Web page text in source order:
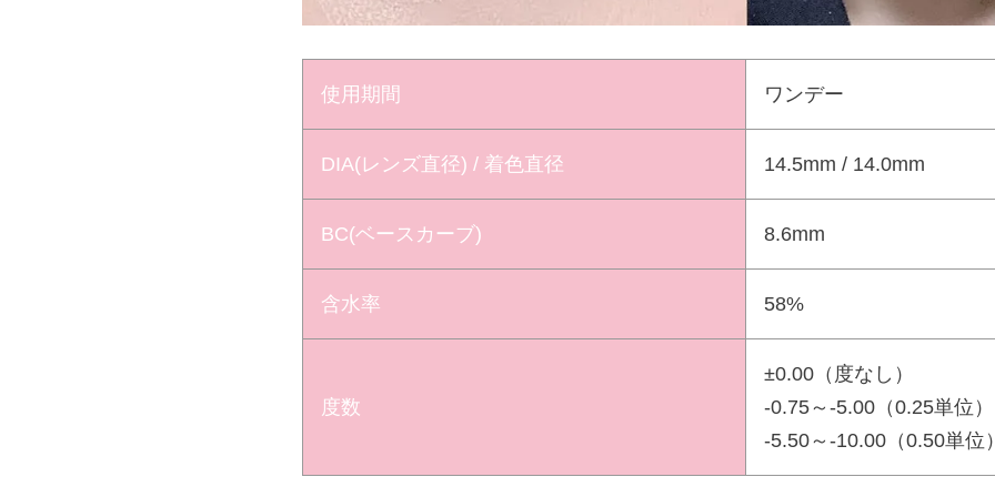
使用期間 ワンデー
DIA(レンズ直径) / 着色直径 14.5mm / 14.0mm
BC(ベースカーブ) 8.6mm
含水率 58%
度数
±0.00（度なし）
-0.75～-5.00（0.25単位）
-5.50～-10.00（0.50単位